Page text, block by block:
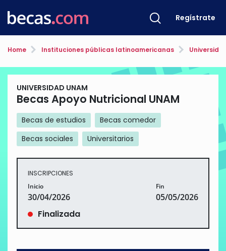
Regístrate
Home Instituciones públicas latinoamericanas
UNIVERSIDAD UNAM
Becas Apoyo Nutricional UNAM
Becas de estudios
Becas comedor
Becas sociales
Universitarios
INSCRIPCIONES
Inicio
30/04/2026
Fin
05/05/2026
Finalizada